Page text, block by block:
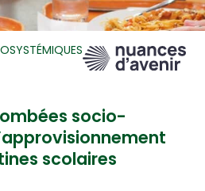
socio-
scolaires